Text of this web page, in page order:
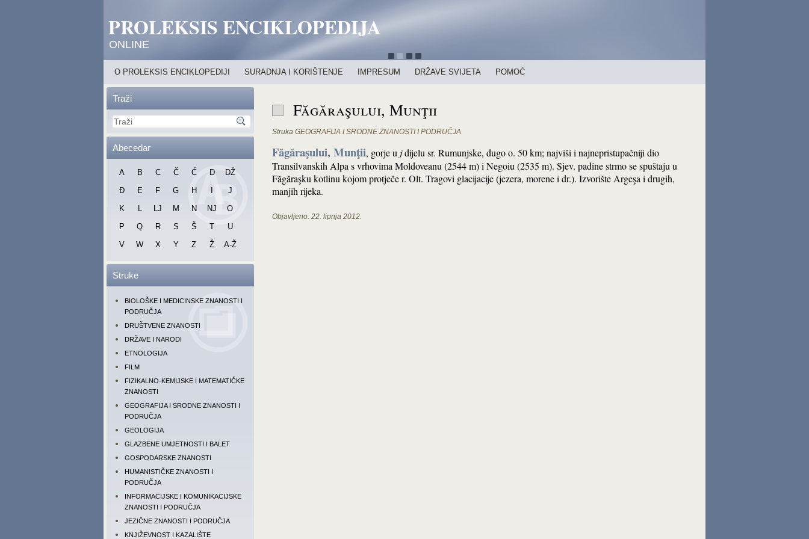
PROLEKSIS ENCIKLOPEDIJA
ONLINE
O PROLEKSIS ENCIKLOPEDIJI SURADNJA I KORIŠTENJE IMPRESUM DRŽAVE SVIJETA POMOĆ
Traži
Abecedar
A B C Č Ć D
DŽ
Đ
E F G H
J
K
L LJ M N NJ
O
P
Q R S Š T
U
V
W X Y Z Ž A-Ž
Struke
BIOLOŠKE I MEDICINSKE ZNANOSTI I
PODRUČJA
DRUŠTVENE ZNANOSTI
DRŽAVE I NARODI
ETNOLOGIJA
FILM
FIZIKALNO-KEMIJSKE I MATEMATIČKE
ZNANOSTI
GEOGRAFIJA I SRODNE ZNANOSTI I
PODRUČJA
GEOLOGIJA
GLAZBENE UMJETNOSTI I BALET
GOSPODARSKE ZNANOSTI
HUMANISTIČKE ZNANOSTI I
PODRUČJA
INFORMACIJSKE I KOMUNIKACIJSKE
ZNANOSTI I PODRUČJA
JEZIČNE ZNANOSTI I PODRUČJA
KNJIŽEVNOST I KAZALIŠTE
Făgăraşului, Munţii
Struka GEOGRAFIJA I SRODNE ZNANOSTI I PODRUČJA
Făgăraşului, Munţii, gorje u jdijelu sr. Rumunjske, dugo o. 50 km; najviši i najnepristupačniji dio
Transilvanskih Alpa s vrhovima Moldoveanu (2544 m) i Negoiu (2535 m). Sjev. padine strmo se spuštaju u
Făgăraşku kotlinu kojom protječe r. Olt. Tragovi glacijacije (jezera, morene i dr.). Izvorište Argeşa i drugih,
manjih rijeka.
Objavljeno: 22. lipnja 2012.